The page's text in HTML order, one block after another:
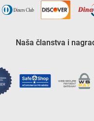
Naša članstva i